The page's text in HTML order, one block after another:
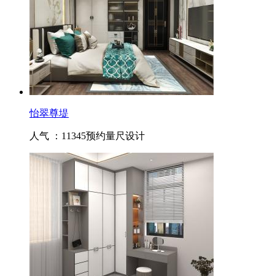
怡翠尊堤
人气 ：11345预约量尺设计